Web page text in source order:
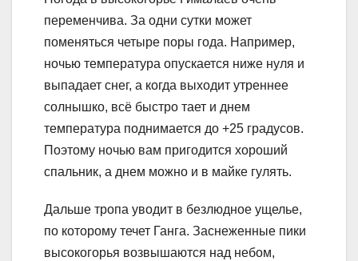
переменчива. За одни сутки может
поменяться четыре поры года. Например,
ночью температура опускается ниже нуля и
выпадает снег, а когда выходит утреннее
солнышко, всё быстро тает и днем
температура поднимается до +25 градусов.
Поэтому ночью вам пригодится хороший
спальник, а днем можно и в майке гулять.
Дальше тропа уводит в безлюдное ущелье,
по которому течет Ганга. Заснеженные пики
высокогорья возвышаются над небом,